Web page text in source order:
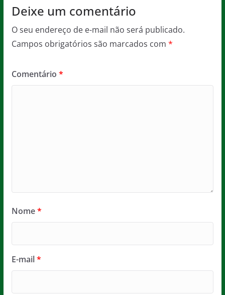
Deixe um comentário
O seu endereço de e-mail não será publicado.
Campos obrigatórios são marcados com *
Comentário *
Nome*
E-mail*